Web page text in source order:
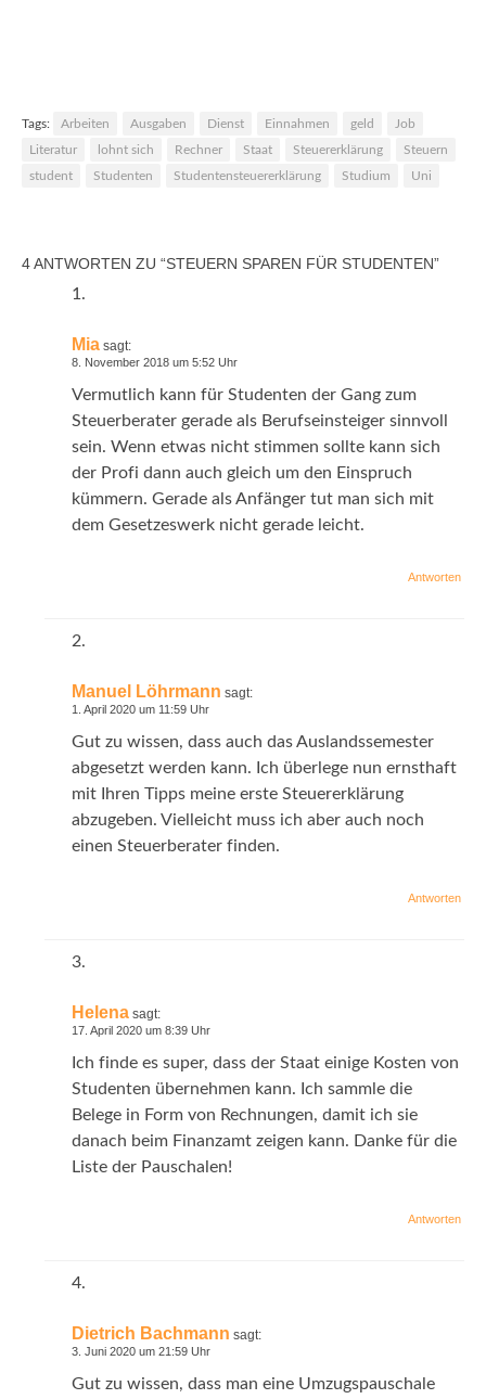
Tags: Arbeiten Ausgaben Dienst Einnahmen geld
Job
Literatur
lohnt sich Rechner Staat Steuererklärung
Steuern
student
Studenten Studentensteuererklärung Studium Uni
4 ANTWORTEN ZU “STEUERN SPAREN FÜR STUDENTEN”
Mia sagt:
8. November 2018 um 5:52 Uhr
Vermutlich kann für Studenten der Gang zum
Steuerberater gerade als Berufseinsteiger sinnvoll
sein. Wenn etwas nicht stimmen sollte kann sich
der Profi dann auch gleich um den Einspruch
kümmern. Gerade als Anfänger tut man sich mit
dem Gesetzeswerk nicht gerade leicht.
Antworten
Manuel Löhrmann sagt:
1. April 2020 um 11:59 Uhr
Gut zu wissen, dass auch das Auslandssemester
abgesetzt werden kann. Ich überlege nun ernsthaft
mit Ihren Tipps meine erste Steuererklärung
abzugeben. Vielleicht muss ich aber auch noch
einen Steuerberater finden.
Antworten
Helena sagt:
17. April 2020 um 8:39 Uhr
Ich finde es super, dass der Staat einige Kosten von
Studenten übernehmen kann. Ich sammle die
Belege in Form von Rechnungen, damit ich sie
danach beim Finanzamt zeigen kann. Danke für die
Liste der Pauschalen!
Antworten
Dietrich Bachmann sagt:
3. Juni 2020 um 21:59 Uhr
Gut zu wissen, dass man eine Umzugspauschale